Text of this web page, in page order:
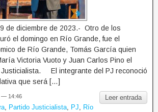
de diciembre de 2023.- Otro de los
el domingo en Río Grande, fue el
de Río Grande, Tomás García quien
Victoria Vuoto y Juan Carlos Pino el
Justicialista. El integrante del PJ reconoció
que será […]
Leer entrada
— 14:46
Partido Justicialista PJ
Río